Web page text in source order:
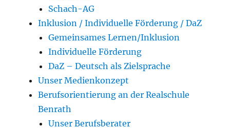
Schach-AG
Inklusion / Individuelle Förderung / DaZ
Gemeinsames Lernen/Inklusion
Individuelle Förderung
DaZ – Deutsch als Zielsprache
Unser Medienkonzept
Berufsorientierung an der Realschule
Benrath
Unser Berufsberater